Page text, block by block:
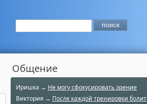
Общение
Иришка → Не могу сфокусировать зрение
Виктория → После каждой тренировки болит